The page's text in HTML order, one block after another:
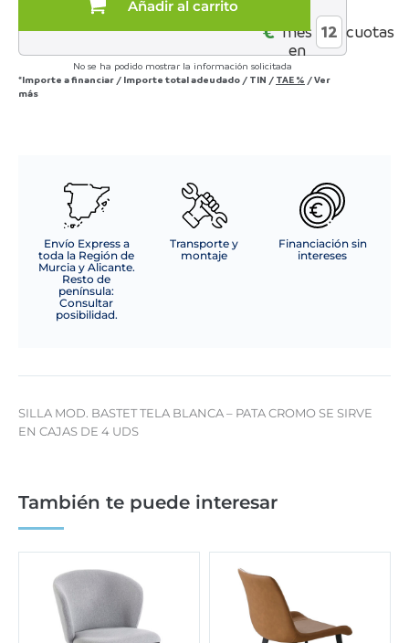
PATA
CROMO
SIRVE
cantidad
Añadir al carrito
€*mes
en
cuotas
No se ha podido mostrar la información solicitada
*Importe a financiar / Importe total adeudado / TIN / TAE % /Ver
más
Envío Express a
toda la Región de
Murcia y Alicante.
Resto de
península:
Consultar
posibilidad.
Transporte y
montaje
Financiación sin
intereses
SILLA MOD. BASTET TELA BLANCA – PATA CROMO SE SIRVE
EN CAJAS DE 4 UDS
También te puede interesar